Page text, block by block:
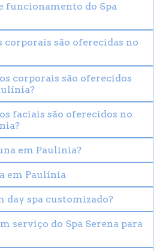
funcionamento do Spa
corporais são oferecidas no
corporais são oferecidos
faciais são oferecidos no
em Paulínia?
em Paulínia
day spa customizado?
serviço do Spa Serena para